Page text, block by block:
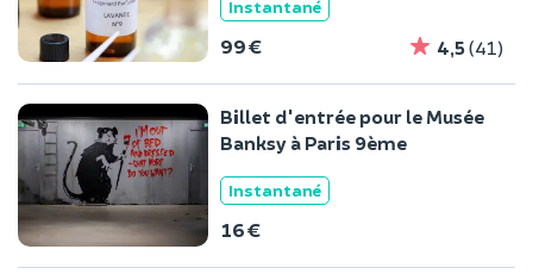
Instantané
99 € 4,5(41)
Billet d'entrée pour le Musée
Banksy à Paris 9ème
Instantané
16 €